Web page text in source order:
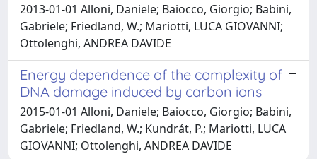
2013-01-01 Alloni, Daniele; Baiocco, Giorgio; Babini,
Gabriele; Friedland, W.; Mariotti, LUCA GIOVANNI;
Ottolenghi, ANDREA DAVIDE
Energy dependence of the complexity of
DNA damage induced by carbon ions
2015-01-01 Alloni, Daniele; Baiocco, Giorgio; Babini,
Gabriele; Friedland, W.; Kundrát, P.; Mariotti, LUCA
GIOVANNI; Ottolenghi, ANDREA DAVIDE